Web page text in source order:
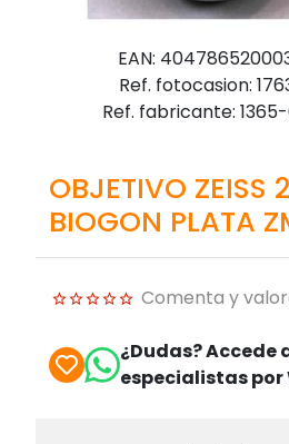
EAN:
Ref. fotocasion:
Ref. fabricante:
OBJETIVO ZEISS
BIOGON PLATA
Comenta y
¿Dudas? Accede
especialistas por